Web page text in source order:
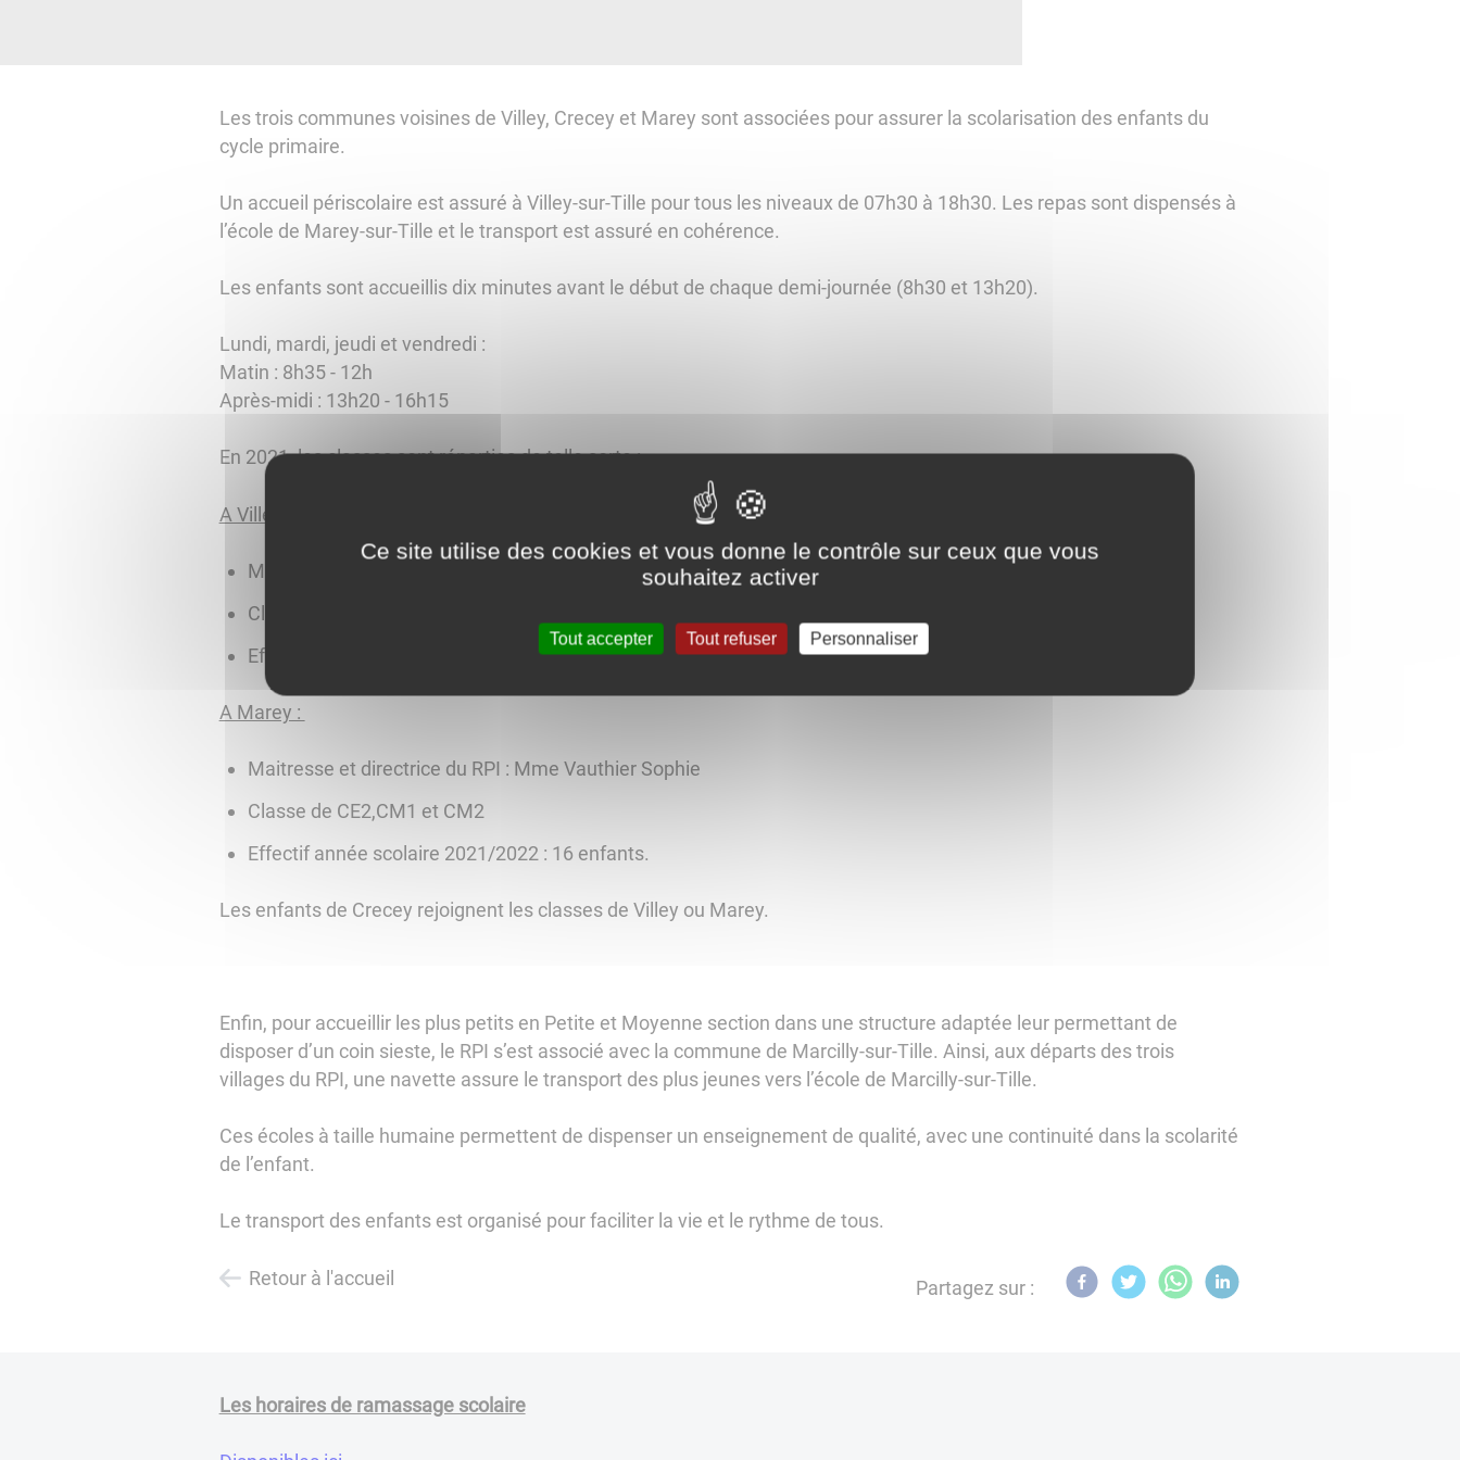
Les trois communes voisines de Villey, Crecey et Marey sont associées pour assurer la scolarisation des enfants du
cycle primaire.
Un accueil périscolaire est assuré à Villey-sur-Tille pour tous les niveaux de 07h30 à 18h30. Les repas sont dispensés à
l’école de Marey-sur-Tille et le transport est assuré en cohérence.
Les enfants sont accueillis dix minutes avant le début de chaque demi-journée (8h30 et 13h20).
Lundi, mardi, jeudi et vendredi :
Matin : 8h35 - 12h
Après-midi : 13h20 - 16h15
En 2021, les classes sont réparties de telle sorte :
A Villey :
Maîtresse : Mme Louet Angélique
Classe de : GS, CP et CE1
Effectif année scolaire 2021/2022 : 11 enfants.
A Marey :
Maitresse et directrice du RPI : Mme Vauthier Sophie
Classe de CE2,CM1 et CM2
Effectif année scolaire 2021/2022 : 16 enfants.
Les enfants de Crecey rejoignent les classes de Villey ou Marey.
Enfin, pour accueillir les plus petits en Petite et Moyenne section dans une structure adaptée leur permettant de
disposer d’un coin sieste, le RPI s’est associé avec la commune de Marcilly-sur-Tille. Ainsi, aux départs des trois
villages du RPI, une navette assure le transport des plus jeunes vers l’école de Marcilly-sur-Tille.
Ces écoles à taille humaine permettent de dispenser un enseignement de qualité, avec une continuité dans la scolarité
de l’enfant.
Le transport des enfants est organisé pour faciliter la vie et le rythme de tous.
Retour à l'accueil Partagez sur :
Les horaires de ramassage scolaire
Ce site utilise des cookies et vous donne le contrôle sur ceux que vous
souhaitez activer
Tout accepter Tout refuser Personnaliser